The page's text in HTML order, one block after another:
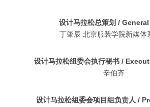
设计马拉松总策划 /
丁肇辰 北京服装学院新媒体
设计马拉松组委会执行秘书 /
辛伯齐
设计马拉松组委会项目组负责人 /